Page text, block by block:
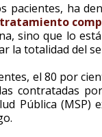
pacientes, ha
tratamiento
sino que lo
la totalidad del
el 80 por
contratadas
Pública (MSP)